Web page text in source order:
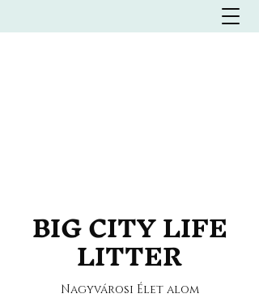
BIG CITY LIFE
LITTER
Nagyvárosi Élet alom